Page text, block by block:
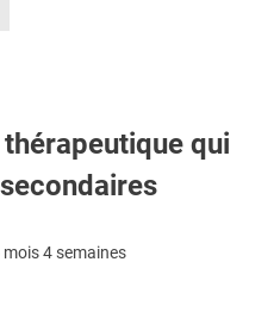
thérapeutique qui
mois 4 semaines